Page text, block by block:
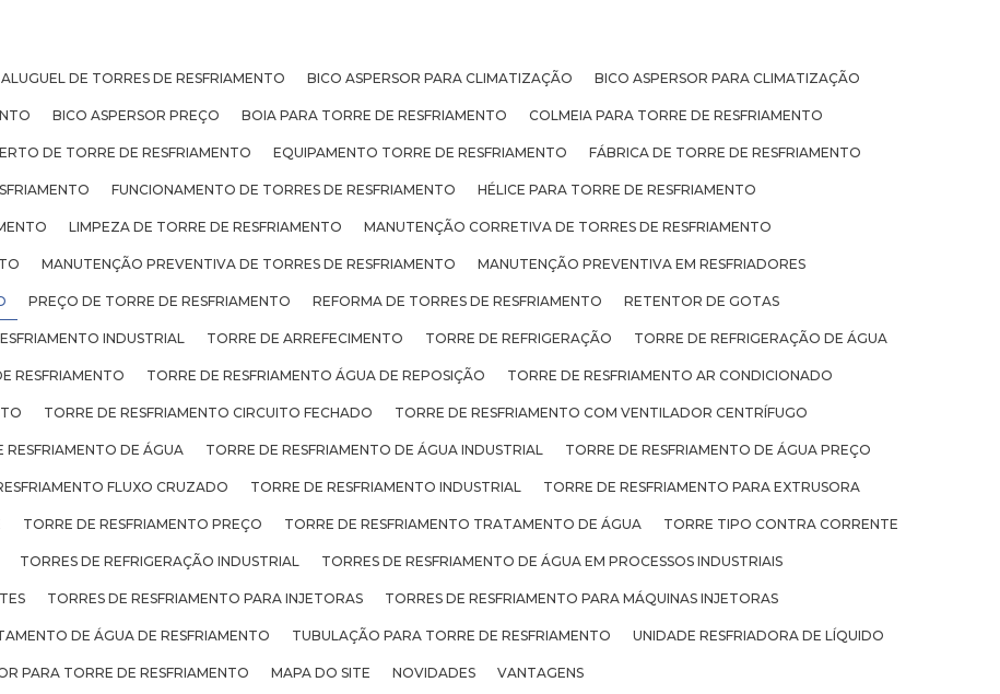
ALUGUEL DE TORRES DE RESFRIAMENTO BICO ASPERSOR PARA CLIMATIZAÇÃO BICO ASPERSOR PARA CLIMATIZAÇÃO
BICO ASPERSOR PREÇO BOIA PARA TORRE DE RESFRIAMENTO COLMEIA PARA TORRE DE RESFRIAMENTO
DE TORRE DE RESFRIAMENTO EQUIPAMENTO TORRE DE RESFRIAMENTO FÁBRICA DE TORRE DE RESFRIAMENTO
FUNCIONAMENTO DE TORRES DE RESFRIAMENTO HÉLICE PARA TORRE DE RESFRIAMENTO
LIMPEZA DE TORRE DE RESFRIAMENTO MANUTENÇÃO CORRETIVA DE TORRES DE RESFRIAMENTO
MANUTENÇÃO PREVENTIVA DE TORRES DE RESFRIAMENTO MANUTENÇÃO PREVENTIVA EM RESFRIADORES
PREÇO DE TORRE DE RESFRIAMENTO REFORMA DE TORRES DE RESFRIAMENTO RETENTOR DE GOTAS
INDUSTRIAL TORRE DE ARREFECIMENTO TORRE DE REFRIGERAÇÃO TORRE DE REFRIGERAÇÃO DE ÁGUA
RESFRIAMENTO TORRE DE RESFRIAMENTO ÁGUA DE REPOSIÇÃO TORRE DE RESFRIAMENTO AR CONDICIONADO
TORRE DE RESFRIAMENTO CIRCUITO FECHADO TORRE DE RESFRIAMENTO COM VENTILADOR CENTRÍFUGO
RESFRIAMENTO DE ÁGUA TORRE DE RESFRIAMENTO DE ÁGUA INDUSTRIAL TORRE DE RESFRIAMENTO DE ÁGUA PREÇO
FLUXO CRUZADO TORRE DE RESFRIAMENTO INDUSTRIAL TORRE DE RESFRIAMENTO PARA EXTRUSORA
TORRE DE RESFRIAMENTO PREÇO TORRE DE RESFRIAMENTO TRATAMENTO DE ÁGUA TORRE TIPO CONTRA CORRENTE
TORRES DE REFRIGERAÇÃO INDUSTRIAL TORRES DE RESFRIAMENTO DE ÁGUA EM PROCESSOS INDUSTRIAIS
TORRES DE RESFRIAMENTO PARA INJETORAS TORRES DE RESFRIAMENTO PARA MÁQUINAS INJETORAS
DE ÁGUA DE RESFRIAMENTO TUBULAÇÃO PARA TORRE DE RESFRIAMENTO UNIDADE RESFRIADORA DE LÍQUIDO
PARA TORRE DE RESFRIAMENTO MAPA DO SITE NOVIDADES VANTAGENS